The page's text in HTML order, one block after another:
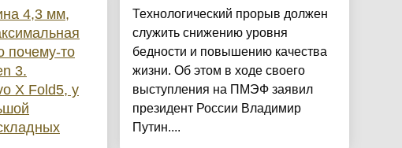
4,3 мм,
почему-то
3.
X Fold5, у
Технологический прорыв должен
служить снижению уровня
бедности и повышению качества
жизни. Об этом в ходе своего
выступления на ПМЭФ заявил
президент России Владимир
Путин....